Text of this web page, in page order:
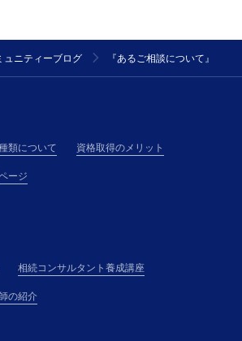
ュニティーブログ 『あるご相談について』
類について 資格取得のメリット
ージ
相続コンサルタント養成講座
の紹介